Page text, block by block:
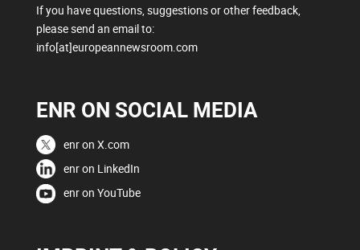
If you have questions, suggestions or other feedback,
please send an email to:
info[at]europeannewsroom.com
ENR ON SOCIAL MEDIA
enr on X.com
enr on LinkedIn
enr on YouTube